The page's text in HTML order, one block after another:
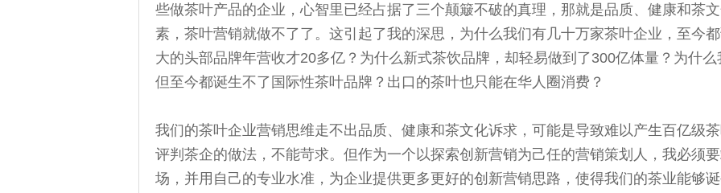
些做茶叶产品的企业，心智里已经占据了三个颠簸不破的真理，那就是品质、健康和茶
素，茶叶营销就做不了了。这引起了我的深思，为什么我们有几十万家茶叶企业，至今
大的头部品牌年营收才20多亿？为什么新式茶饮品牌，却轻易做到了300亿体量？为什
但至今都诞生不了国际性茶叶品牌？出口的茶叶也只能在华人圈消费？
我们的茶叶企业营销思维走不出品质、健康和茶文化诉求，可能是导致难以产生百亿级
评判茶企的做法，不能苛求。但作为一个以探索创新营销为己任的营销策划人，我必须
场，并用自己的专业水准，为企业提供更多更好的创新营销思路，使得我们的茶业能够